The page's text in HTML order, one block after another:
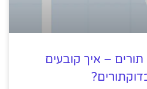
תורים – איך קובעים